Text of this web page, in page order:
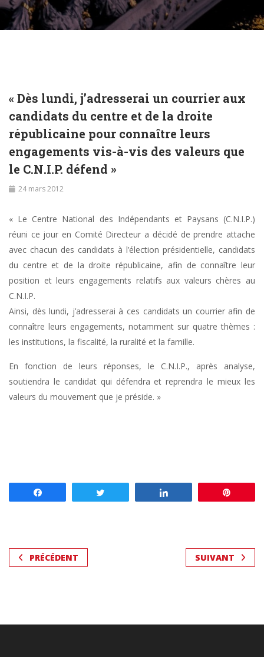
« Dès lundi, j’adresserai un courrier aux
candidats du centre et de la droite
républicaine pour connaître leurs
engagements vis-à-vis des valeurs que
le C.N.I.P. défend »
24 mars 2012
« Le Centre National des Indépendants et Paysans (C.N.I.P.)
réuni ce jour en Comité Directeur a décidé de prendre attache
avec chacun des candidats à l’élection présidentielle, candidats
du centre et de la droite républicaine, afin de connaître leur
position et leurs engagements relatifs aux valeurs chères au
C.N.I.P.
Ainsi, dès lundi, j’adresserai à ces candidats un courrier afin de
connaître leurs engagements, notamment sur quatre thèmes :
les institutions, la fiscalité, la ruralité et la famille.
En fonction de leurs réponses, le C.N.I.P., après analyse,
soutiendra le candidat qui défendra et reprendra le mieux les
valeurs du mouvement que je préside. »
PRÉCÉDENT SUIVANT